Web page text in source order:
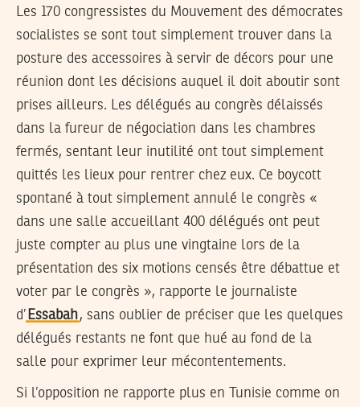
Les 170 congressistes du Mouvement des démocrates
socialistes se sont tout simplement trouver dans la
posture des accessoires à servir de décors pour une
réunion dont les décisions auquel il doit aboutir sont
prises ailleurs. Les délégués au congrès délaissés
dans la fureur de négociation dans les chambres
fermés, sentant leur inutilité ont tout simplement
quittés les lieux pour rentrer chez eux. Ce boycott
spontané à tout simplement annulé le congrès «
dans une salle accueillant 400 délégués ont peut
juste compter au plus une vingtaine lors de la
présentation des six motions censés être débattue et
voter par le congrès », rapporte le journaliste
d’ Essabah, sans oublier de préciser que les quelques
délégués restants ne font que hué au fond de la
salle pour exprimer leur mécontentements.
Si l’opposition ne rapporte plus en Tunisie comme on